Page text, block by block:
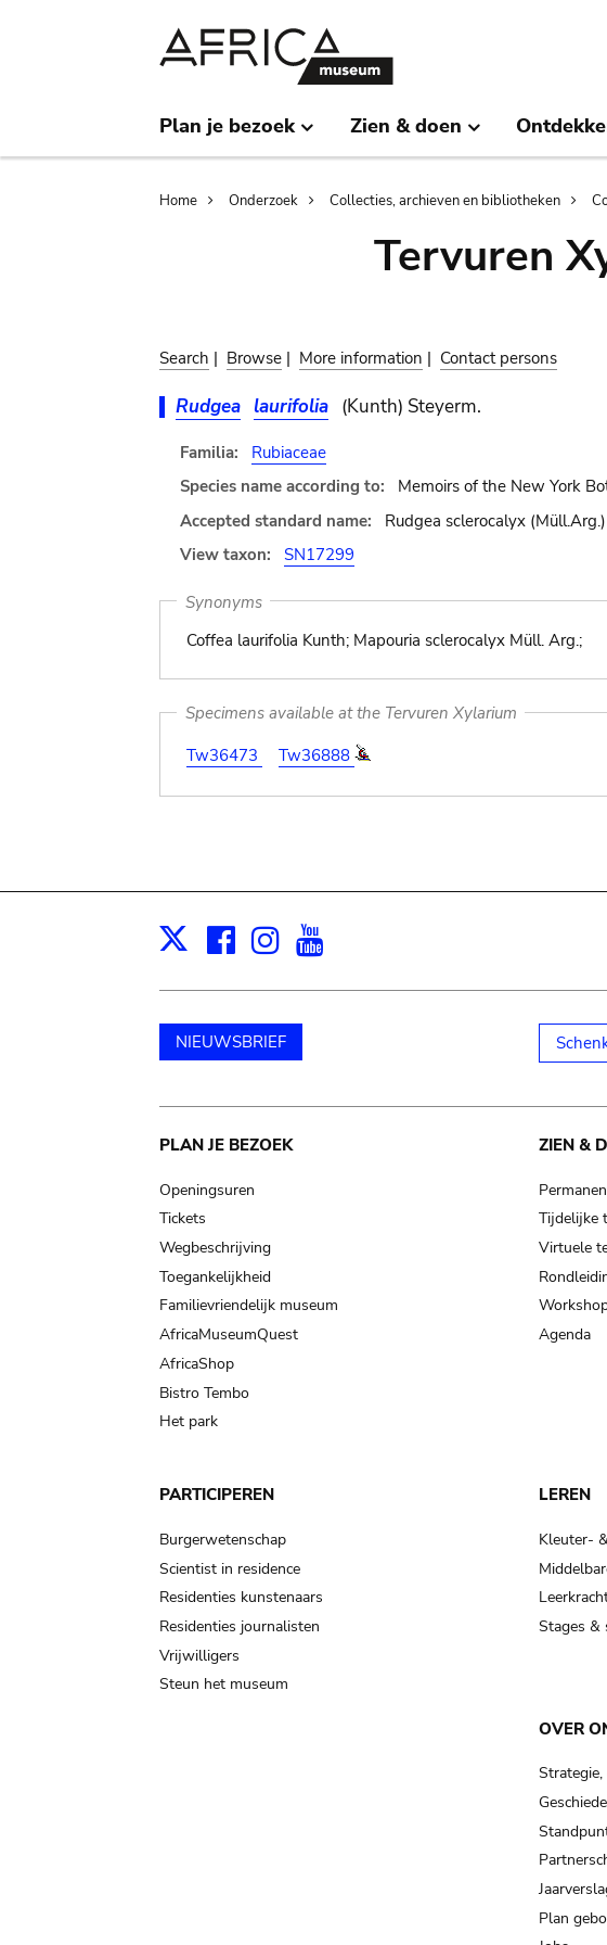
Plan je bezoek Zien & doen
Breadcrumb
Home Onderzoek Collecties, archieven en bibliotheken
Tervuren
Search | Browse | More information | Contact persons
Rudgea laurifolia (Kunth) Steyerm.
Familia:
Rubiaceae
Species name according to:
Memoirs of the New York
Accepted standard name:
Rudgea sclerocalyx
View taxon:
SN17299
Synonyms
Coffea laurifolia Kunth; Mapouria sclerocalyx Müll. Arg.;
Specimens available at the Tervuren Xylarium
Tw36473
Tw36888
X Facebook
Instagram
NIEUWSBRIEF
Main
navigation
PLAN JE BEZOEK
Openingsuren
Tickets
Wegbeschrijving
Toegankelijkheid
Familievriendelijk museum
AfricaMuseumQuest
AfricaShop
Bistro Tembo
Het park
ZIEN &
Tijdelijke
Virtuele
Agenda
PARTICIPEREN
Burgerwetenschap
Scientist in residence
Residenties kunstenaars
Residenties journalisten
Vrijwilligers
Steun het museum
LEREN
Kleuter-
Stages &
OVER
Plan